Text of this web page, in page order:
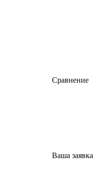
Сравнение
Ваша заявка